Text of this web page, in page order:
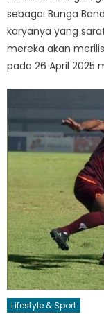
sebagai Bunga
karyanya yang
mereka akan
pada 26 April 2025
Lifestyle & Sport